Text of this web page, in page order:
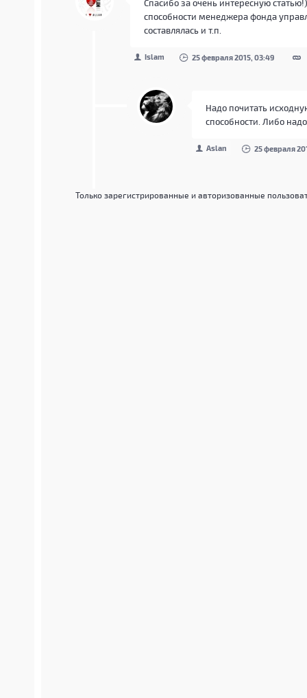
Спасибо за очень интересную
способности менеджера фонда
составлялась и т.п.
Islam 25 февраля 2015, 03:49
Надо почитать
способности. Либо
Aslan 25 февраля
Только зарегистрированные и авторизованные